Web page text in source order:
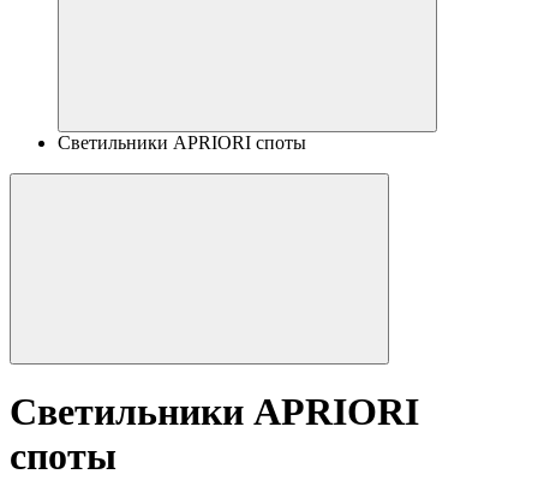
Светильники APRIORI споты
Светильники APRIORI
споты